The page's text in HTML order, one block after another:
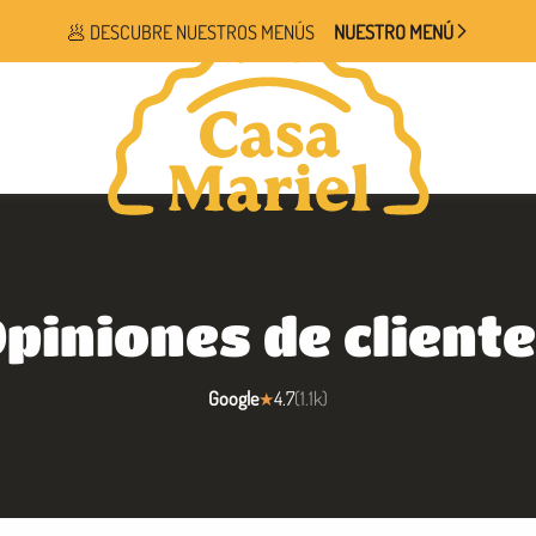
🥟 DESCUBRE NUESTROS MENÚS NUESTRO MENÚ
de
Google★4.7(1.1k)